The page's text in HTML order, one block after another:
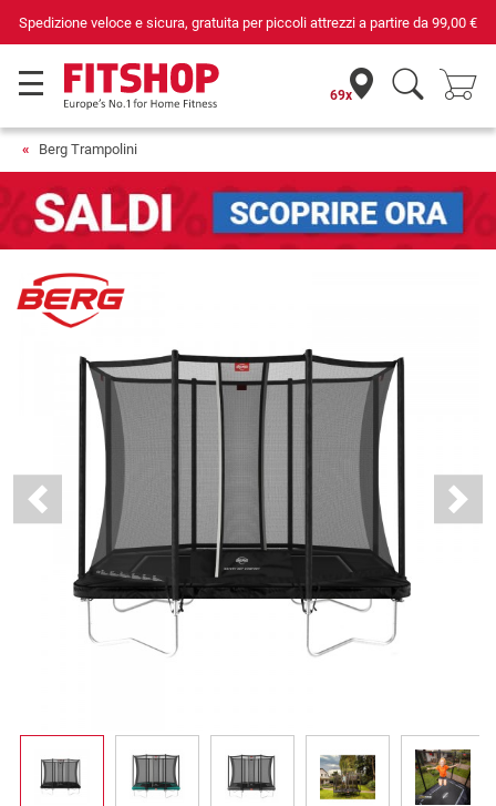
Da 42 anni i tuoi esperti di fiducia per il fitness domestico
69x
Berg Trampolini
Previous Next